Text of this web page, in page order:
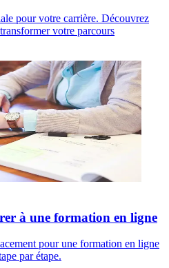
pour votre carrière. Découvrez
votre parcours
à une formation en ligne
pour une formation en ligne
par étape.